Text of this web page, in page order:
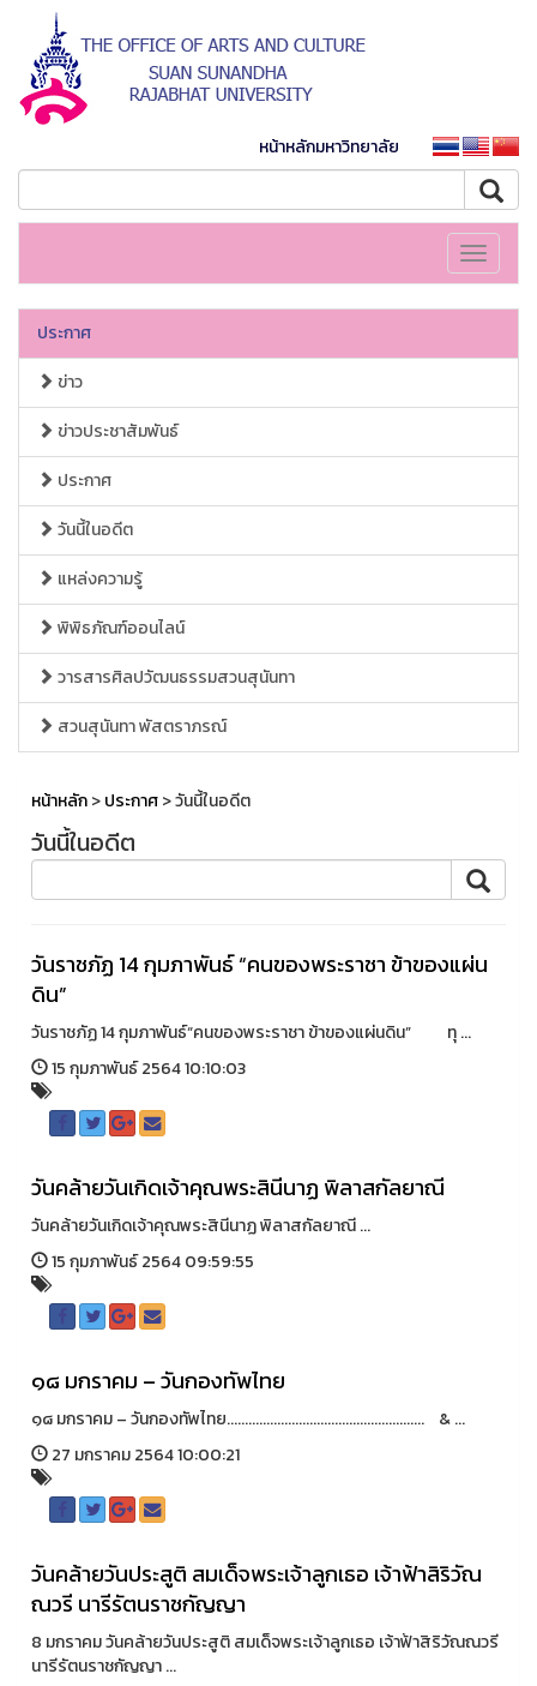
หน้าหลักมหาวิทยาลัย
Toggle
ประกาศ
ข่าว
ข่าวประชาสัมพันธ์
ประกาศ
วันนี้ในอดีต
แหล่งความรู้
พิพิธภัณฑ์ออนไลน์
วารสารศิลปวัฒนธรรมสวนสุนันทา
สวนสุนันทา พัสตราภรณ์
หน้าหลัก>ประกาศ> วันนี้ในอดีต
วันนี้ในอดีต
วันราชภัฏ 14 กุมภาพันธ์ “คนของพระราชา ข้าของแผ่น
ดิน”
วันราชภัฏ 14 กุมภาพันธ์“คนของพระราชา ข้าของแผ่นดิน” ทุ ...
15 กุมภาพันธ์ 2564 10:10:03
วันคล้ายวันเกิดเจ้าคุณพระสินีนาฏ พิลาสกัลยาณี
วันคล้ายวันเกิดเจ้าคุณพระสินีนาฏ พิลาสกัลยาณี ...
15 กุมภาพันธ์ 2564 09:59:55
๑๘ มกราคม – วันกองทัพไทย
๑๘ มกราคม – วันกองทัพไทย....................................................... & ...
27 มกราคม 2564 10:00:21
วันคล้ายวันประสูติ สมเด็จพระเจ้าลูกเธอ เจ้าฟ้าสิริวัณ
ณวรี นารีรัตนราชกัญญา
8 มกราคม วันคล้ายวันประสูติ สมเด็จพระเจ้าลูกเธอ เจ้าฟ้าสิริวัณณวรี
นารีรัตนราชกัญญา ...